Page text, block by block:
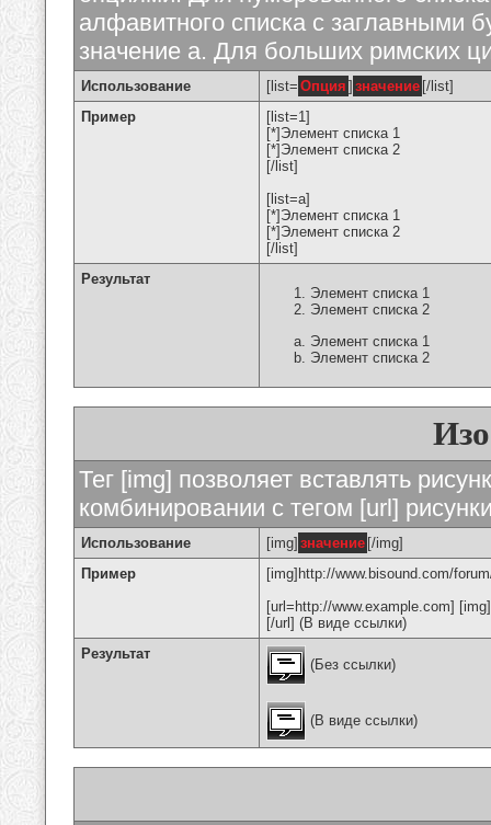
алфавитного списка с заглавными
значение а. Для больших римских
Использование [list= Опция ] значение [/list]
Пример
[list=1]
[*]Элемент списка 1
[*]Элемент списка 2
[/list]
[list=a]
[*]Элемент списка 1
[*]Элемент списка 2
[/list]
Результат
Элемент списка 1
Элемент списка 2
Элемент списка 1
Элемент списка 2
Тег [img] позволяет вставлять
комбинировании с тегом [url]
Использование [img] значение [/img]
Пример
[img]http://www.bisound.com/
[url=http://www.example.com]
[/url] (В виде ссылки)
Результат
(Без ссылки)
(В виде ссылки)